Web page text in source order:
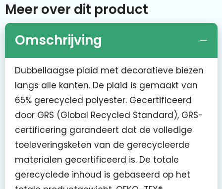
Meer over dit product
Omschrijving
Dubbellaagse plaid met decoratieve biezen
langs alle kanten. De plaid is gemaakt van
65% gerecycled polyester. Gecertificeerd
door GRS (Global Recycled Standard), GRS-
certificering garandeert dat de volledige
toeleveringsketen van de gerecycleerde
materialen gecertificeerd is. De totale
gerecyclede inhoud is gebaseerd op het